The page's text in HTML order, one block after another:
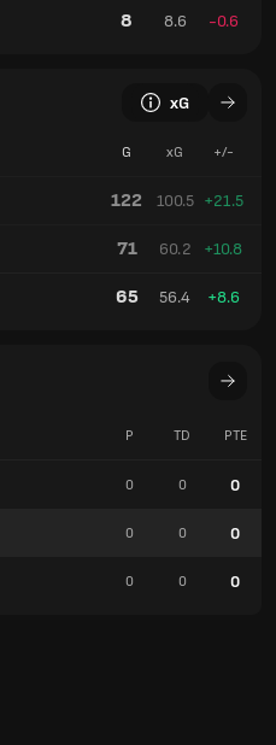
8 8.6 -0.6
xG
G xG +/-
122 100.5 +21.5
71 60.2 +10.8
65 56.4 +8.6
P TD PTE
0 0 0
0 0 0
0 0 0